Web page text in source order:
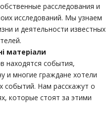
расследования и
исследований. Мы узнаем
и деятельности известных
матеріали
находятся события,
и многие граждане хотели
событий. Нам расскажут о
которые стоят за этими